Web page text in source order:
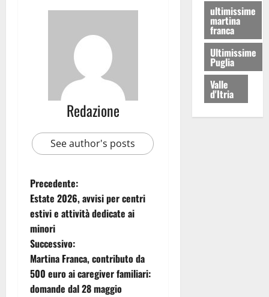
Redazione
See author's posts
Precedente:
Estate 2026, avvisi per centri
estivi e attività dedicate ai
minori
Successivo:
Martina Franca, contributo da
500 euro ai caregiver familiari:
domande dal 28 maggio
ultimissime
martina
franca
Ultimissime
Puglia
Valle
d'Itria